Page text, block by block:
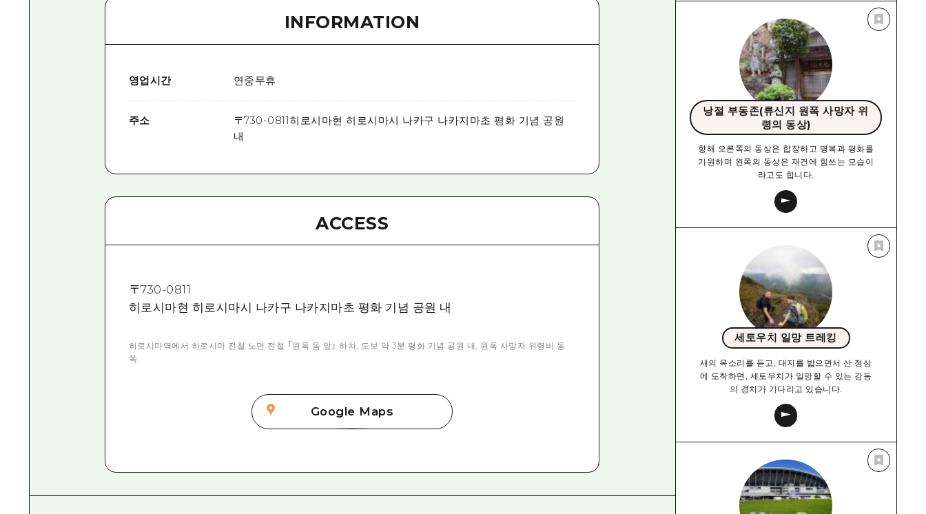
INFORMATION
영업시간 연중무휴
주소 〒730-0811히로시마현 히로시마시 나카구 나카지마초 평화 기념 공원
내
ACCESS
〒730-0811
히로시마현 히로시마시 나카구 나카지마초 평화 기념 공원 내
히로시마역에서 히로시마 전철 노면 전철 「원폭 돔 앞」 하차, 도보 약 3분 평화 기념 공원 내, 원폭 사망자 위령비 동
쪽.
Google Maps
낭절 부동존(류신지 원폭 사망자 위
령의 동상)
향해 오른쪽의 동상은 합장하고 명복과 평화를
기원하며 왼쪽의 동상은 재건에 힘쓰는 모습이
라고도 합니다.
세토우치 일망 트레킹
새의 목소리를 듣고, 대지를 밟으면서 산 정상
에 도착하면, 세토우치가 일망할 수 있는 감동
의 경치가 기다리고 있습니다.